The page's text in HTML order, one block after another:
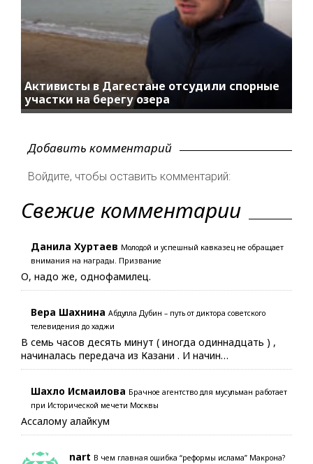
Активисты в Дагестане отсудили спорные
участки на берегу озера
Добавить комментарий
Войдите, чтобы оставить комментарий:
Свежие комментарии
Данила Хуртаев Молодой и успешный кавказец не обращает
внимания на награды. Призвание
О, надо же, однофамилец.
Вера Шахнина Абдулла Дубин – путь от диктора советского
телевидения до хаджи
В семь часов десять минут ( иногда одиннадцать ) ,
начиналась передача из Казани . И начин…
Шахло Исмаилова Брачное агентство для мусульман работает
при Исторической мечети Москвы
Ассалому алайкум
nart В чем главная ошибка “реформы ислама” Макрона?